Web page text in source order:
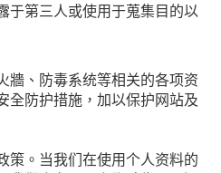
于第三人或使用于蒐集目的以
牆、防毒系统等相关的各项资
全防护措施，加以保护网站及
策。当我们在使用个人资料的